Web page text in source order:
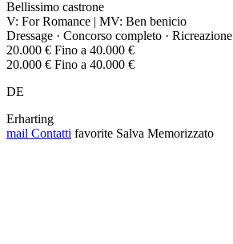
Bellissimo castrone
V: For Romance | MV: Ben benicio
Dressage · Concorso completo · Ricreazione
20.000 € Fino a 40.000 €
20.000 € Fino a 40.000 €
DE
Erharting
mail Contatti favorite Salva Memorizzato